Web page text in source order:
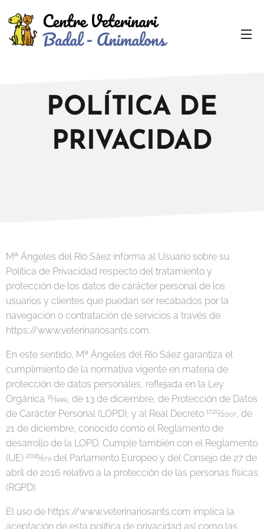
POLÍTICA DE
PRIVACIDAD
Mª Ángeles del Río Sáez informa al Usuario sobre su
Política de Privacidad respecto del tratamiento y
protección de los datos de carácter personal de los
usuarios y clientes que puedan ser recabados por la
navegación o contratación de servicios a través de
https://www.veterinariosants.com.
En este sentido, Mª Ángeles del Río Sáez garantiza el
cumplimiento de la normativa vigente en materia de
protección de datos personales, reflejada en la Ley
Orgánica 15⁄1999, de 13 de diciembre, de Protección de Datos
de Carácter Personal (LOPD), y al Real Decreto 1720⁄2007, de
21 de diciembre, conocido como el Reglamento de
desarrollo de la LOPD. Cumple también con el Reglamento
(UE) 2016⁄679 del Parlamento Europeo y del Consejo de 27 de
abril de 2016 relativo a la protección de las personas físicas
(RGPD).
El uso de https://www.veterinariosants.com implica la
aceptación de esta política de privacidad así como las